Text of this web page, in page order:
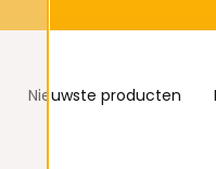
Nieuwste producten